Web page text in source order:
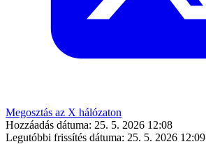
Megosztás az X hálózaton
Hozzáadás dátuma: 25. 5. 2026 12:08
Legutóbbi frissítés dátuma: 25. 5. 2026 12:09